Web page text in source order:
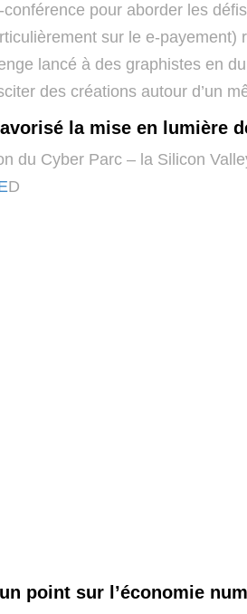
pour aborder les
sur le e-
lancé à des graphistes en
des créations autour d’un
la mise en lumière
du Cyber Parc – la Silicon
D
point sur l’économie